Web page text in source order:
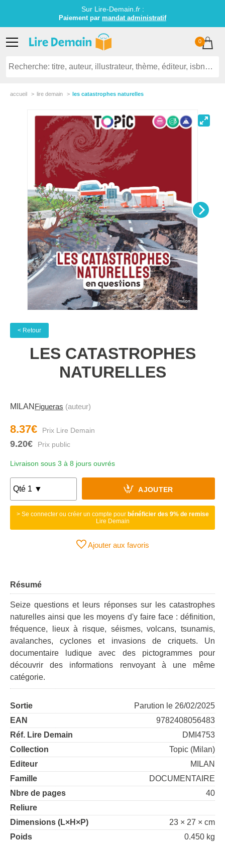
Sur Lire-Demain. fr:
Paiement par mandat administratif
0
accueil lire demain les catastrophes naturelles
< Retour
LES CATASTROPHES
NATURELLES
MILAN Figueras (auteur)
8.37€
9.20€
Livraison sous 3 à 8 jours ouvrés
AJOUTER
> Se connecter ou créer un compte pour bénéficier des 9% de remise
Lire Demain
Ajouter aux favoris
Résumé
Seize questions et leurs réponses sur les catastrophes
naturelles ainsi que les moyens d'y faire face : définition,
fréquence, lieux à risque, séismes, volcans, tsunamis,
avalanches, cyclones et invasions de criquets. Un
documentaire ludique avec des pictogrammes pour
découvrir des informations renvoyant à une même
catégorie.
Sortie
Parution le 26/02/2025
EAN
9782408056483
Réf. Lire Demain
DMI4753
Collection
Topic (Milan)
Editeur
MILAN
Famille
DOCUMENTAIRE
Nbre de pages
40
Reliure
Dimensions (L×H×P)
23 × 27 × cm
Poids
0.450 kg